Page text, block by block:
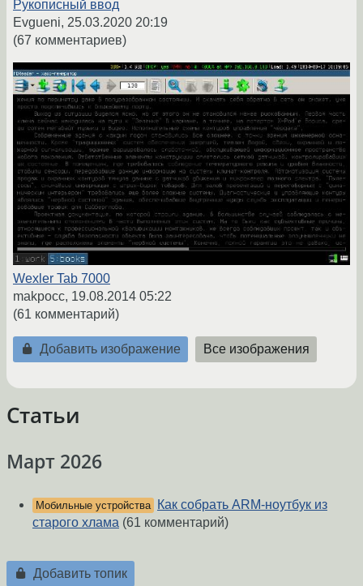
Рукописный ввод
Evgueni, 25.03.2020 20:19
(67 комментариев)
Wexler Tab 7000
makpocc, 19.08.2014 05:22
(61 комментарий)
Добавить изображение Все изображения
Статьи
Март 2026
Мобильные устройства
Как собрать ARM-ноутбук из
старого хлама (61 комментарий)
Добавить топик